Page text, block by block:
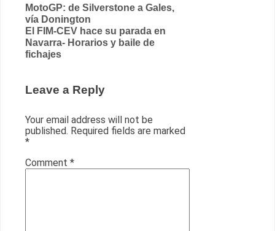
Post
navigation
MotoGP: de Silverstone a Gales,
vía Donington
El FIM-CEV hace su parada en
Navarra- Horarios y baile de
fichajes
Leave a Reply
Your email address will not be
published. Required fields are marked
*
Comment *